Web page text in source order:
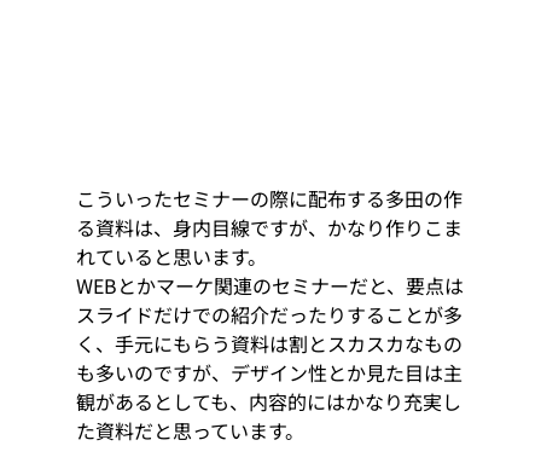
こういったセミナーの際に配布する多田の作
る資料は、身内目線ですが、かなり作りこま
れていると思います。
WEBとかマーケ関連のセミナーだと、要点は
スライドだけでの紹介だったりすることが多
く、手元にもらう資料は割とスカスカなもの
も多いのですが、デザイン性とか見た目は主
観があるとしても、内容的にはかなり充実し
た資料だと思っています。